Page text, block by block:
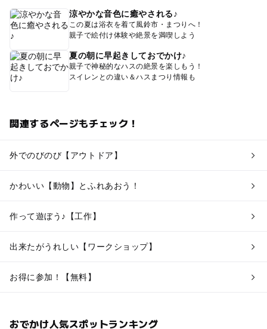
涼やかな音色に癒やされる♪
この夏は浴衣を着て風鈴市・まつりへ！
親子で絵付け体験や絶景を満喫しよう
夏の朝に早起きしておでかけ♪
親子で神秘的なハスの絶景を楽しもう！
スイレンとの違い＆ハスまつり情報も
関連するページもチェック！
外でのびのび【アウトドア】
かわいい【動物】とふれあおう！
作って遊ぼう♪【工作】
出来たがうれしい【ワークショップ】
お得に参加！【無料】
おでかけ人気スポットランキング